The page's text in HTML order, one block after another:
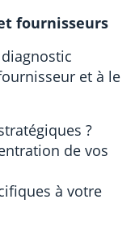
fournisseurs
et à le
?
de vos
à votre